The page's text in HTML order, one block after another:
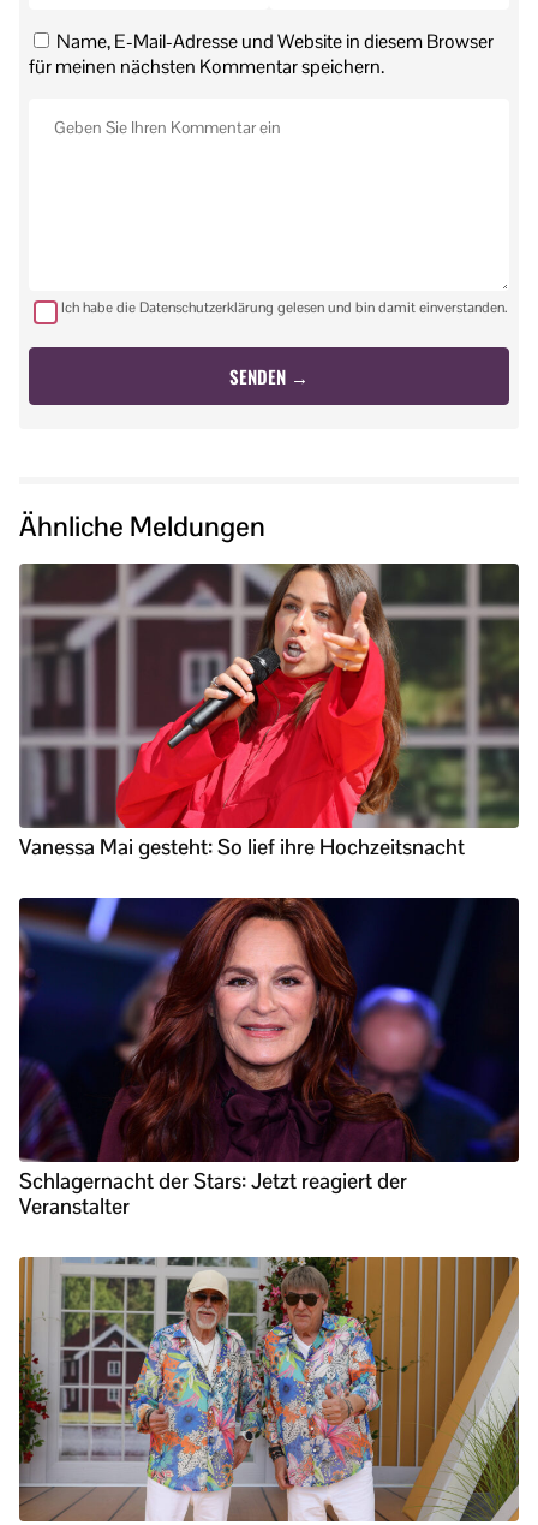
Name, E-Mail-Adresse und Website in diesem Browser
für meinen nächsten Kommentar speichern.
Ich habe die Datenschutzerklärung gelesen und bin damit einverstanden.
Ähnliche Meldungen
Vanessa Mai gesteht: So lief ihre Hochzeitsnacht
Schlagernacht der Stars: Jetzt reagiert der
Veranstalter